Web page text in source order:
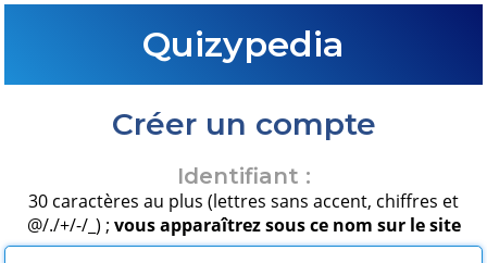
Quizypedia
Créer un compte
Identifiant :
30 caractères au plus (lettres sans accent, chiffres et
@/./+/-/_) ; vous apparaîtrez sous ce nom sur le site